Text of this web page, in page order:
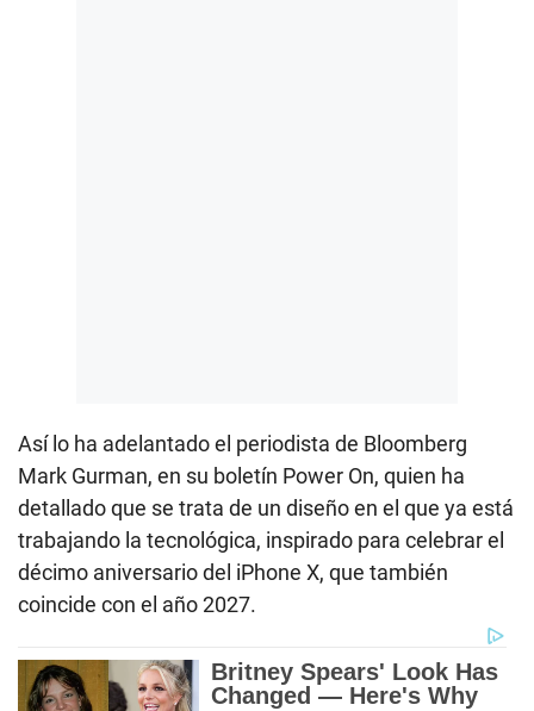
Así lo ha adelantado el periodista de Bloomberg
Mark Gurman, en su boletín Power On, quien ha
detallado que se trata de un diseño en el que ya está
trabajando la tecnológica, inspirado para celebrar el
décimo aniversario del iPhone X, que también
coincide con el año 2027.